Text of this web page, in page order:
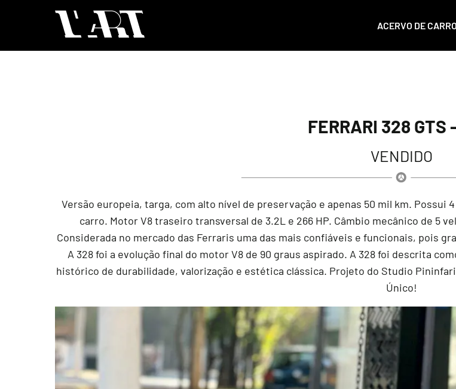
ACERVO DE
FERRARI 328 GTS
VENDIDO
Versão europeia, targa, com alto nível de preservação e apenas 50 mil km. Possui
carro. Motor V8 traseiro transversal de 3.2L e 266 HP. Câmbio mecânico de 5
Considerada no mercado das Ferraris uma das mais confiáveis e funcionais, pois
A 328 foi a evolução final do motor V8 de 90 graus aspirado. A 328 foi descrita
histórico de durabilidade, valorização e estética clássica. Projeto do Studio
Único!